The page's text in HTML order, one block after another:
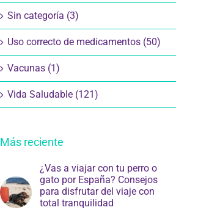
Sin categoría (3)
Uso correcto de medicamentos (50)
Vacunas (1)
Vida Saludable (121)
Más reciente
¿Vas a viajar con tu perro o
gato por España? Consejos
para disfrutar del viaje con
total tranquilidad